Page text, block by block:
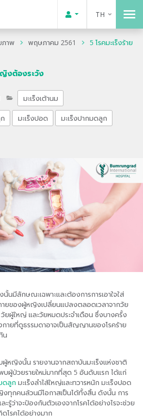
TH
ภาพ พฤษภาคม 2561
5 โรคมะเร็งร้าย
ญิงต้องระวัง
มะเร็งเต้านม
มะเร็งปอด มะเร็งปากมดลูก
มีลักษณะเฉพาะและต้องการการเอาใจใส่
ายของผู้หญิงเปลี่ยนแปลงตลอดเวลาจากวัย
ยผู้ใหญ่ และวัยหมดประจำเดือน ซึ่งบางครั้ง
กายที่ดูธรรมดาอาจเป็นสัญญานของโรคร้าย
น
ผู้หญิงนั้น รายงานจากสถาบันมะเร็งแห่งชาติ
บผู้ป่วยรายใหม่มากที่สุด 5 อันดับแรก ได้แก่
ดลูก มะเร็งลำไส้ใหญ่และทวารหนัก มะเร็งปอด
ทุกคนล้วนมีโอกาสเป็นได้ทั้งสิ้น ดังนั้น การ
ะรู้ว่าจะป้องกันตัวเองจากโรคได้อย่างไรจะช่วย
โรคได้อย่างมาก